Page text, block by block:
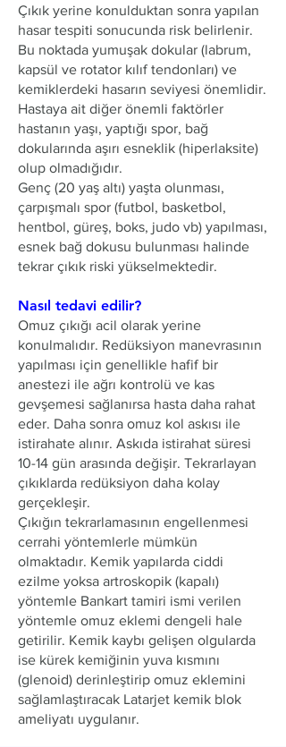
Çıkık yerine konulduktan sonra yapılan
hasar tespiti sonucunda risk belirlenir.
Bu noktada yumuşak dokular (labrum,
kapsül ve rotator kılıf tendonları) ve
kemiklerdeki hasarın seviyesi önemlidir.
Hastaya ait diğer önemli faktörler
hastanın yaşı, yaptığı spor, bağ
dokularında aşırı esneklik (hiperlaksite)
olup olmadığıdır.
Genç (20 yaş altı) yaşta olunması,
çarpışmalı spor (futbol, basketbol,
hentbol, güreş, boks, judo vb) yapılması,
esnek bağ dokusu bulunması halinde
tekrar çıkık riski yükselmektedir.
Nasıl tedavi edilir?
Omuz çıkığı acil olarak yerine
konulmalıdır. Redüksiyon manevrasının
yapılması için genellikle hafif bir
anestezi ile ağrı kontrolü ve kas
gevşemesi sağlanırsa hasta daha rahat
eder. Daha sonra omuz kol askısı ile
istirahate alınır. Askıda istirahat süresi
10-14 gün arasında değişir. Tekrarlayan
çıkıklarda redüksiyon daha kolay
gerçekleşir.
Çıkığın tekrarlamasının engellenmesi
cerrahi yöntemlerle mümkün
olmaktadır. Kemik yapılarda ciddi
ezilme yoksa artroskopik (kapalı)
yöntemle Bankart tamiri ismi verilen
yöntemle omuz eklemi dengeli hale
getirilir. Kemik kaybı gelişen olgularda
ise kürek kemiğinin yuva kısmını
(glenoid) derinleştirip omuz eklemini
sağlamlaştıracak Latarjet kemik blok
ameliyatı uygulanır.